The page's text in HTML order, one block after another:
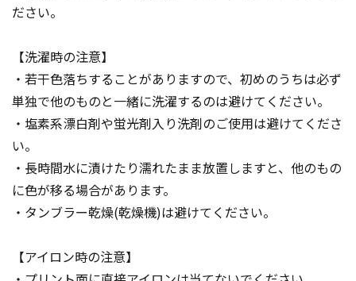
ださい。
【洗濯時の注意】
・若干色落ちすることがありますので、初めのうちは必ず
単独で他のものと一緒に洗濯するのは避けてください。
・塩素系漂白剤や蛍光剤入り洗剤のご使用は避けてくださ
い。
・長時間水に漬けたり濡れたまま放置しますと、他のもの
に色が移る場合があります。
・タンブラー乾燥(乾燥機)は避けてください。
【アイロン時の注意】